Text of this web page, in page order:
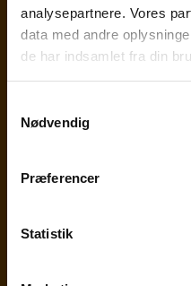
analysepartnere. Vores
data med andre
de har indsamlet fra din
Nødvendig
Præferencer
Statistik
Skal vi klare
Hele eller
At arbejde